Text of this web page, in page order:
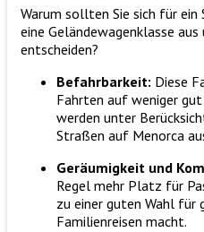
Warum sollten Sie sich für ein
eine Geländewagenklasse
entscheiden?
Befahrbarkeit: Diese
Fahrten auf weniger
werden unter
Straßen auf Menorca
Geräumigkeit und
Regel mehr Platz für
zu einer guten Wahl für
Familienreisen macht.